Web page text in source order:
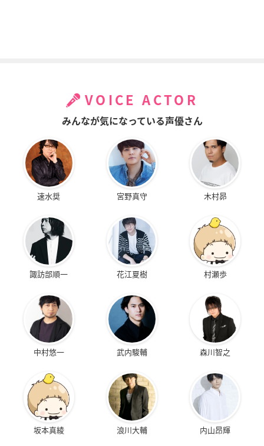
VOICE ACTOR
みんなが気になっている声優さん
速水奨 宮野真守 木村昴
諏訪部順一 花江夏樹 村瀬歩
中村悠一 武内駿輔 森川智之
坂本真綾 浪川大輔 内山昂輝